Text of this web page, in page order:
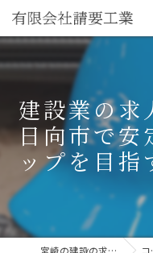
建設業の求
日向市で安
ップを目